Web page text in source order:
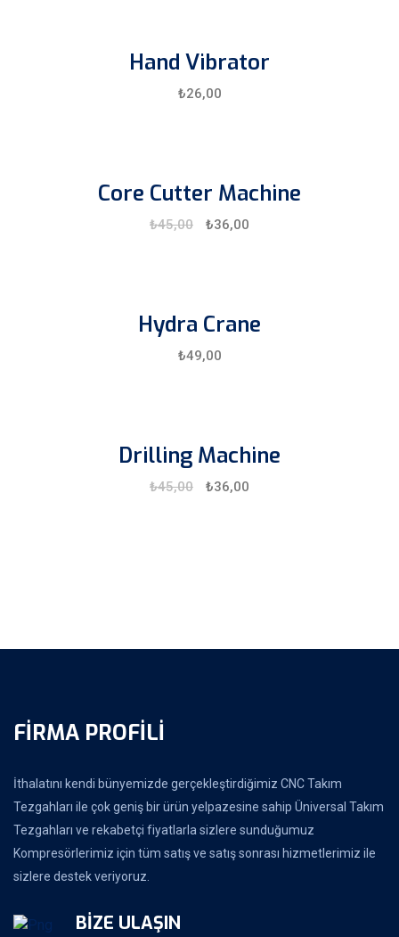
Hand Vibrator
₺26,00
Core Cutter Machine
₺45,00 ₺36,00
Hydra Crane
₺49,00
Drilling Machine
₺45,00 ₺36,00
FIRMA PROFILI
İthalatını kendi bünyemizde gerçekleştirdiğimiz CNC Takım
Tezgahları ile çok geniş bir ürün yelpazesine sahip Üniversal Takım
Tezgahları ve rekabetçi fiyatlarla sizlere sunduğumuz
Kompresörlerimiz için tüm satış ve satış sonrası hizmetlerimiz ile
sizlere destek veriyoruz.
BİZE ULAŞIN